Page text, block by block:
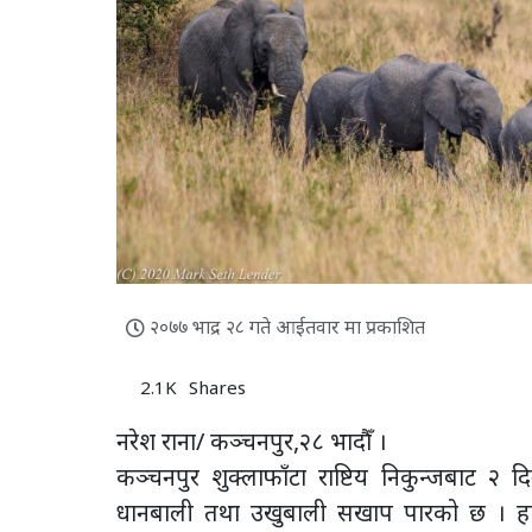
२०७७ भाद्र २८ गते आईतवार मा प्रकाशित
2.1K Shares
नरेश राना/ कञ्चनपुर,२८ भादौँ ।
कञ्चनपुर शुक्लाफाँटा राष्टिय निकुन्जबाट २
धानबाली तथा उखुबाली सखाप पारको छ ।